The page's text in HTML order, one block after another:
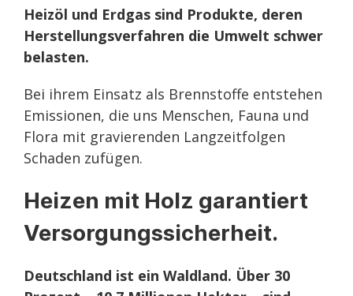
Heizöl und Erdgas sind Produkte, deren
Herstellungsverfahren die Umwelt schwer
belasten.
Bei ihrem Einsatz als Brennstoffe entstehen
Emissionen, die uns Menschen, Fauna und
Flora mit gravierenden Langzeitfolgen
Schaden zufügen.
Heizen mit Holz garantiert
Versorgungssicherheit.
Deutschland ist ein Waldland. Über 30